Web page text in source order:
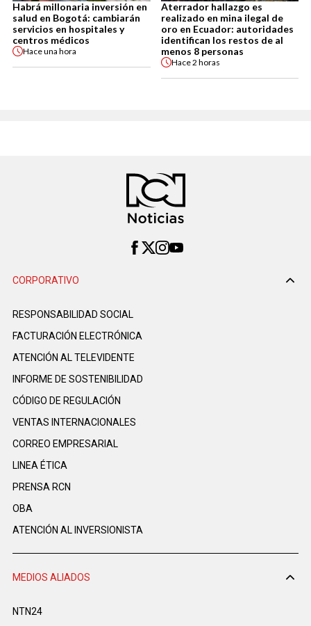
Habrá millonaria inversión en
salud en Bogotá: cambiarán
servicios en hospitales y
centros médicos
Haceuna hora
Aterrador hallazgo es
realizado en mina ilegal de
oro en Ecuador: autoridades
identifican los restos de al
menos 8 personas
Hace2 horas
CORPORATIVO
RESPONSABILIDAD SOCIAL
FACTURACIÓN ELECTRÓNICA
ATENCIÓN AL TELEVIDENTE
INFORME DE SOSTENIBILIDAD
CÓDIGO DE REGULACIÓN
VENTAS INTERNACIONALES
CORREO EMPRESARIAL
LINEA ÉTICA
PRENSA RCN
OBA
ATENCIÓN AL INVERSIONISTA
MEDIOS ALIADOS
NTN24